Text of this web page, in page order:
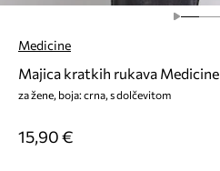
Medicine
Majica kratkih rukava Medicine
za žene, boja: crna, s dolčevitom
15,90 €